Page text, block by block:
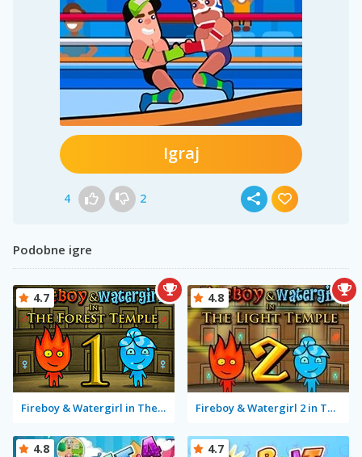
Igraj
4 2
Podobne igre
Fireboy & Watergirl in The Forest Temple
4.7
Fireboy & Watergirl 2 in The Light Temple
4.8
4.8 4.7